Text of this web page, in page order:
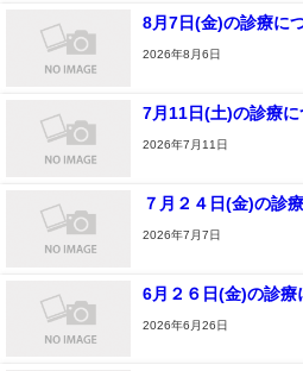
8月7日(金)の診療に
2026年8月6日
7月11日(土)の診療に
2026年7月11日
７月２４日(金)の診
2026年7月7日
6月２６日(金)の診療
2026年6月26日